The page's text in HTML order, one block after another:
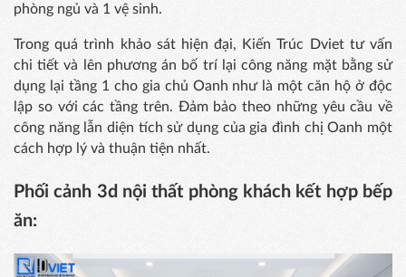
phòng ngủ và 1 vệ sinh.
Trong quá trình khảo sát hiện đại, Kiến Trúc Dviet tư vấn
chi tiết và lên phương án bố trí lại công năng mặt bằng sử
dụng lại tầng 1 cho gia chủ Oanh như là một căn hộ ở độc
lập so với các tầng trên. Đảm bảo theo những yêu cầu về
công năng lẫn diện tích sử dụng của gia đình chị Oanh một
cách hợp lý và thuận tiện nhất.
Phối cảnh 3d nội thất phòng khách kết hợp bếp
ăn: